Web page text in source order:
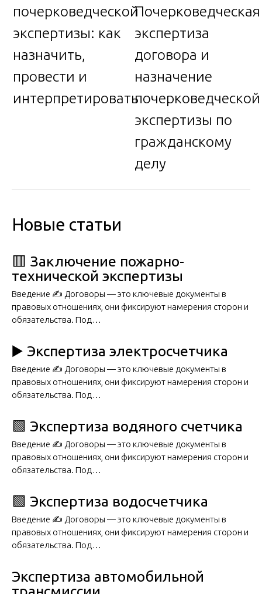
почерковедческой
экспертизы: как
назначить,
провести и
интерпретировать
Почерковедческая
экспертиза
договора и
назначение
почерковедческой
экспертизы по
гражданскому
делу
Новые статьи
🟥 Заключение пожарно-
технической экспертизы
Введение ✍️ Договоры — это ключевые документы в
правовых отношениях, они фиксируют намерения сторон и
обязательства. Под…
▶️ Экспертиза электросчетчика
Введение ✍️ Договоры — это ключевые документы в
правовых отношениях, они фиксируют намерения сторон и
обязательства. Под…
🟩 Экспертиза водяного счетчика
Введение ✍️ Договоры — это ключевые документы в
правовых отношениях, они фиксируют намерения сторон и
обязательства. Под…
🟩 Экспертиза водосчетчика
Введение ✍️ Договоры — это ключевые документы в
правовых отношениях, они фиксируют намерения сторон и
обязательства. Под…
Экспертиза автомобильной